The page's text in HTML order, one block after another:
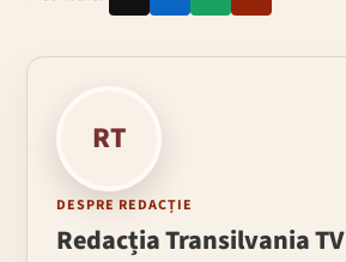
RT
DESPRE REDACȚIE
Redacția Transilvania TV